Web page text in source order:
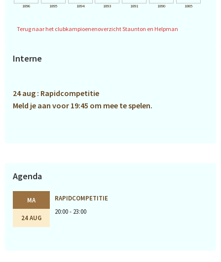
1896 1895 1894 1893 1891 1890 1885
Terug naar het clubkampioenenoverzicht Staunton en Helpman
Primaire
Interne
24 aug : Rapidcompetitie
Meld je aan voor 19:45 om mee te spelen.
Agenda
MA
24 AUG
RAPIDCOMPETITIE
20:00 - 23:00